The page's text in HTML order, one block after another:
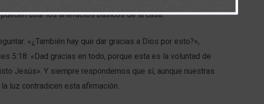
usar los artefactos básicos de la casa.
«¿También hay que dar gracias a Dios por esto?»,
5:18: «Dad gracias en todo, porque esta es la voluntad de
Jesús». Y siempre respondemos que sí, aunque nuestras
luz contradicen esta afirmación.